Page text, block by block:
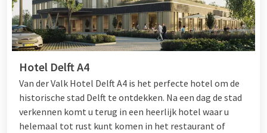
Hotel Delft A4
Van der Valk Hotel Delft A4 is het perfecte hotel om de
historische stad Delft te ontdekken. Na een dag de stad
verkennen komt u terug in een heerlijk hotel waar u
helemaal tot rust kunt komen in het restaurant of